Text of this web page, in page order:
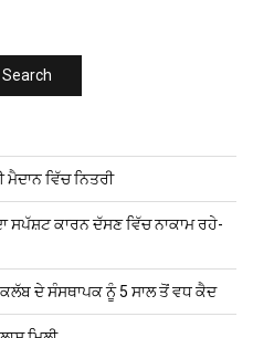
ਵਿੱਚ ਨਿਤਰੀ
ਸਪੱਸ਼ਟ ਕਾਰਨ ਦੱਸਣ ਵਿੱਚ ਨਾਕਾਮ ਰਹੇ-
ਦੇ ਸੰਸਥਾਪਕ ਨੂੰ 5 ਸਾਲ ਤੋਂ ਵਧ ਕੈਦ